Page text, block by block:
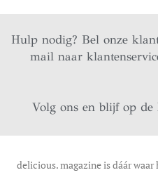
Hulp nodig? Bel onze
mail naar
Volg ons en blijf op de
delicious. magazine is dáár